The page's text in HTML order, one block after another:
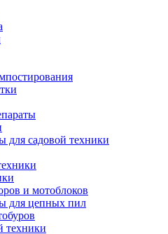
для садовой техники
и мотоблоков
для цепных пил
техники